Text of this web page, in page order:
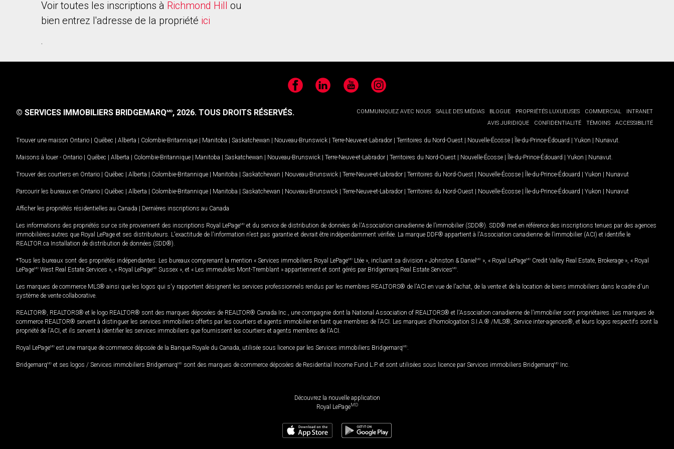
Voir toutes les inscriptions à Richmond Hill ou
bien entrez l'adresse de la propriété ici
.
FacebookLinkedIn YouTubeInstagram
COMMUNIQUEZ AVEC NOUS SALLE DES MÉDIAS BLOGUE PROPRIÉTÉS LUXUEUSES COMMERCIAL
INTRANET
AVIS JURIDIQUE
CONFIDENTIALITÉ TÉMOINS ACCESSIBILITÉ
© SERVICES IMMOBILIERS BRIDGEMARQMD, 2026. TOUS DROITS RÉSERVÉS.
Trouver une maison Ontario | Québec | Alberta | Colombie-Britannique | Manitoba | Saskatchewan | Nouveau-Brunswick | Terre-Neuve-et-Labrador | Territoires du Nord-Ouest | Nouvelle-Écosse | Île-du-Prince-Édouard | Yukon | Nunavut
Maisons à louer - Ontario | Québec | Alberta | Colombie-Britannique | Manitoba | Saskatchewan | Nouveau-Brunswick | Terre-Neuve-et-Labrador | Territoires du Nord-Ouest | Nouvelle-Écosse | Île-du-Prince-Édouard | Yukon | Nunavut
Trouver des courtiers en Ontario | Québec | Alberta | Colombie-Britannique | Manitoba | Saskatchewan | Nouveau-Brunswick | Terre-Neuve-et-Labrador | Territoires du Nord-Ouest | Nouvelle-Écosse | Île-du-Prince-Édouard | Yukon | Nunavut
Parcourir les bureaux en Ontario | Québec | Alberta | Colombie-Britannique | Manitoba | Saskatchewan | Nouveau-Brunswick | Terre-Neuve-et-Labrador | Territoires du Nord-Ouest | Nouvelle-Écosse | Île-du-Prince-Édouard | Yukon | Nunavut
Afficher les propriétés résidentielles au Canada | Dernières inscriptions au Canada
Les informations des propriétés sur ce site proviennent des inscriptions Royal LePageMD et du service de distribution de données de l'Association canadienne de l’immobilier (SDD®). SDD® met en référence des inscriptions tenues par des agences
immobilières autres que Royal LePage et ses distributeurs. L'exactitude de l'information n'est pas garantie et devrait être indépendamment vérifiée. La marque DDF® appartient à l'Association canadienne de l’immobilier (ACI) et identifie le
REALTOR.ca Installation de distribution de données (SDD®).
*Tous les bureaux sont des propriétés indépendantes. Les bureaux comprenant la mention « Services immobiliers Royal LePageMD Ltée », incluant sa division « Johnston & Daniel MD », « Royal LePageMD Credit Valley Real Estate, Brokerage », « Royal
LePageMD West Real Estate Services », « Royal LePageMD Sussex », et « Les immeubles Mont-Tremblant » appartiennent et sont gérés par Bridgemarq Real Estate ServicesMD
Les marques de commerce MLS® ainsi que les logos qui s'y rapportent désignent les services professionnels rendus par les membres REALTORS® de l'ACI en vue de l'achat, de la vente et de la location de biens immobiliers dans le cadre d'un
système de vente collaborative.
REALTOR®, REALTORS® et le logo REALTOR® sont des marques déposées de REALTOR® Canada Inc., une compagnie dont la National Association of REALTORS® et l'Association canadienne de l’immobilier sont propriétaires. Les marques de
commerce REALTOR® servent à distinguer les services immobiliers offerts par les courtiers et agents immobilier en tant que membres de l'ACI. Les marques d'homologation S.I.A.® /MLS®, Service inter-agences®, et leurs logos respectifs sont la
propriété de l'ACI, et ils servent à identifier les services immobiliers que fournissent les courtiers et agents membres de l'ACI.
Royal LePageMD est une marque de commerce déposée de la Banque Royale du Canada, utilisée sous licence par les Services immobiliers BridgemarqMD
BridgemarqMD et ses logos / Services immobiliers BridgemarqMD sont des marques de commerce déposées de Residential Income Fund L.P. et sont utilisées sous licence par Services immobiliers BridgemarqMD Inc.
Découvrez la nouvelle application
Royal LePageMD